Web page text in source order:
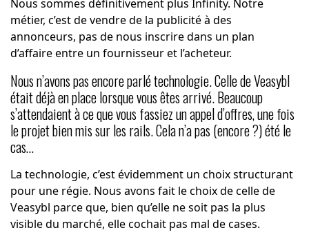
Nous sommes définitivement plus Infinity. Notre
métier, c’est de vendre de la publicité à des
annonceurs, pas de nous inscrire dans un plan
d’affaire entre un fournisseur et l’acheteur.
Nous n’avons pas encore parlé technologie. Celle de Veasybl
était déjà en place lorsque vous êtes arrivé. Beaucoup
s’attendaient à ce que vous fassiez un appel d’offres, une fois
le projet bien mis sur les rails. Cela n’a pas (encore ?) été le
cas…
La technologie, c’est évidemment un choix structurant
pour une régie. Nous avons fait le choix de celle de
Veasybl parce que, bien qu’elle ne soit pas la plus
visible du marché, elle cochait pas mal de cases.